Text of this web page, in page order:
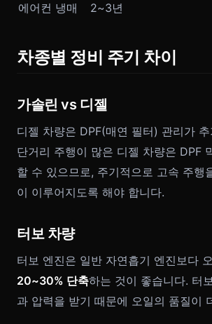
에어컨 냉매
2~3년
차종별 정비 주기 차이
가솔린 vs 디젤
디젤 차량은 DPF(매연 필터) 관리가
단거리 주행이 많은 디젤 차량은 DPF
할 수 있으므로, 주기적으로 고속 주행
이 이루어지도록 해야 합니다.
터보 차량
터보 엔진은 일반 자연흡기 엔진보다
20~30% 단축하는 것이 좋습니다. 터
과 압력을 받기 때문에 오일의 품질이